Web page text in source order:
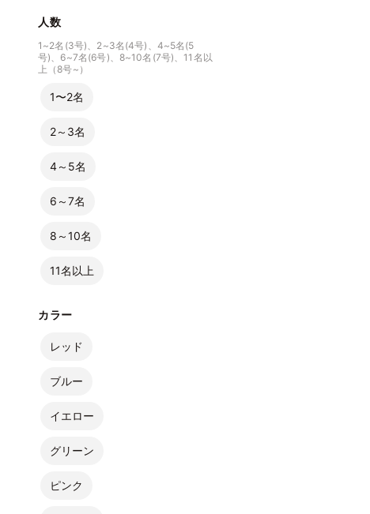
人数
1~2名(3号)、2~3名(4号)、4~5名(5
号)、6~7名(6号)、8~10名(7号)、11名以
上（8号~）
1〜2名
2～3名
4～5名
6～7名
8～10名
11名以上
カラー
レッド
ブルー
イエロー
グリーン
ピンク